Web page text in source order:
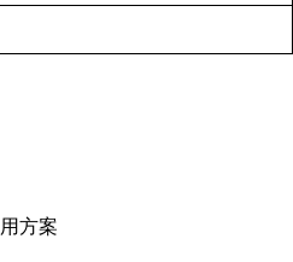
方案